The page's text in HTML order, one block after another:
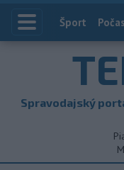
Index
Šport
Spravodajský